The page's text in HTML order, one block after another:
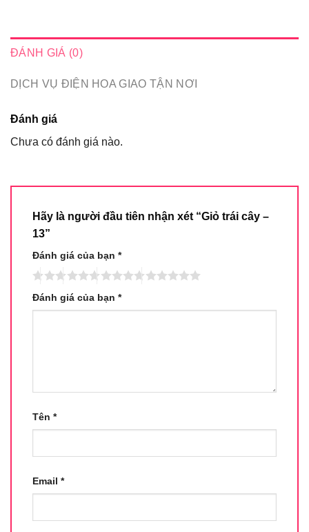
ĐÁNH GIÁ (0)
DỊCH VỤ ĐIỆN HOA GIAO TẬN NƠI
Đánh giá
Chưa có đánh giá nào.
Hãy là người đầu tiên nhận xét “Giỏ trái cây –
13”
Đánh giá của bạn *
Đánh giá của bạn *
Tên *
Email *